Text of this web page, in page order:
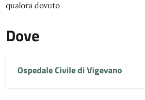
qualora dovuto
Dove
Ospedale Civile di Vigevano